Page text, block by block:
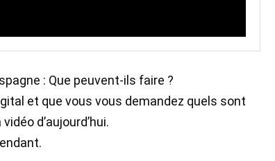
: Que peuvent-ils faire ?
et que vous vous demandez quels sont
d’aujourd’hui.